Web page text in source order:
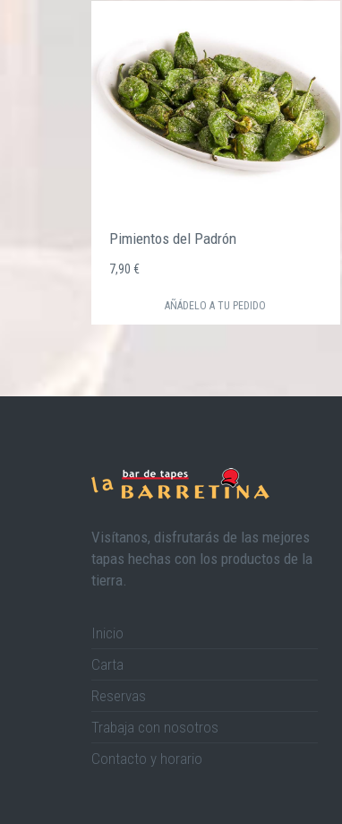
Pimientos del Padrón
7,90 €
AÑÁDELO A TU PEDIDO
Visítanos, disfrutarás de las mejores
tapas hechas con los productos de la
tierra.
Inicio
Carta
Reservas
Trabaja con nosotros
Contacto y horario